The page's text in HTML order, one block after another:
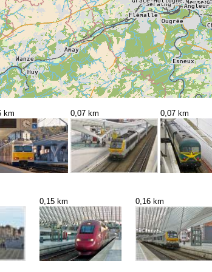
km 0,07 km 0,07 km
0,15 km 0,16 km